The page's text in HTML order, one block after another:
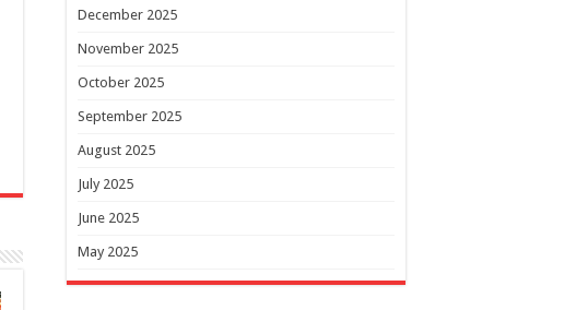
December 2025
November 2025
October 2025
September 2025
August 2025
July 2025
June 2025
May 2025